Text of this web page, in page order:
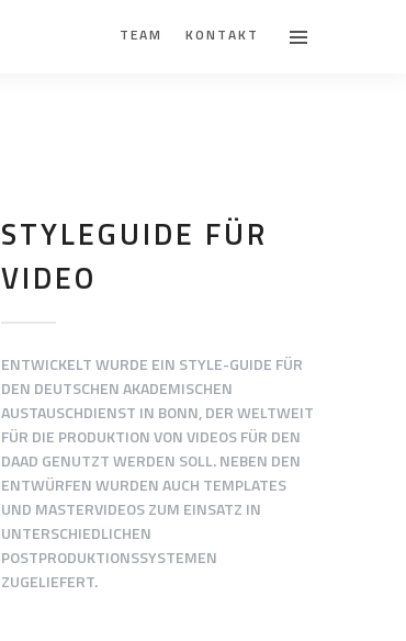
TEAM KONTAKT
STYLEGUIDE FÜR
VIDEO
ENTWICKELT WURDE EIN STYLE-GUIDE FÜR
DEN DEUTSCHEN AKADEMISCHEN
AUSTAUSCHDIENST IN BONN, DER WELTWEIT
FÜR DIE PRODUKTION VON VIDEOS FÜR DEN
DAAD GENUTZT WERDEN SOLL. NEBEN DEN
ENTWÜRFEN WURDEN AUCH TEMPLATES
UND MASTERVIDEOS ZUM EINSATZ IN
UNTERSCHIEDLICHEN
POSTPRODUKTIONSSYSTEMEN
ZUGELIEFERT.